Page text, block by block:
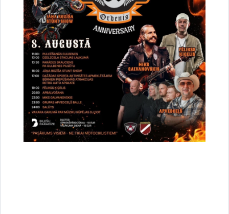
Ilva un Rota
Saistītas tēmas
Aktualitātes: Projekti